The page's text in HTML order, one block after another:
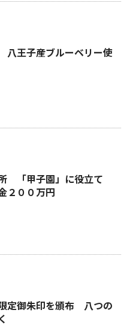
王子産ブルーベリー使
「甲子園」に役立て
２００万円
定御朱印を頒布 八つの